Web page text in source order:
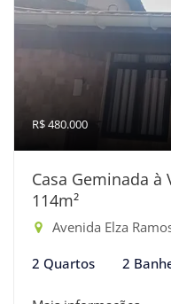
R$ 480.000
Casa Geminada
114m²
Avenida Elza
2 Quartos 2